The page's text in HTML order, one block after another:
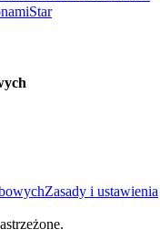
Zasady i ustawienia